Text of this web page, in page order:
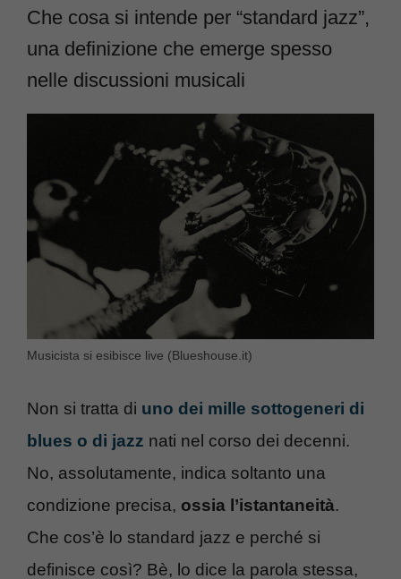
Che cosa si intende per “standard jazz”,
una definizione che emerge spesso
nelle discussioni musicali
Musicista si esibisce live (Blueshouse.it)
Non si tratta di uno dei mille sottogeneri di
blues o di jazz nati nel corso dei decenni.
No, assolutamente, indica soltanto una
condizione precisa, ossia l’istantaneità.
Che cos’è lo standard jazz e perché si
definisce così? Bè, lo dice la parola stessa,